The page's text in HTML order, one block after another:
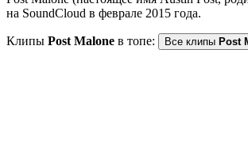
на SoundCloud в феврале 2015 года.
Клипы Post Malone в топе: Все клипы Post